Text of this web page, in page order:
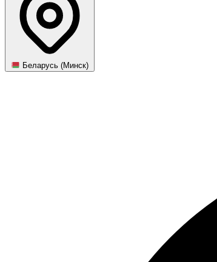
Беларусь (Минск)